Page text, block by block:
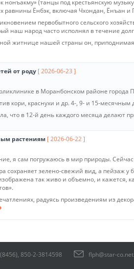
нонъакму» (танцы под крестьянскую
равнины Ёнбэк, включая Чхондан, Ёнъан
первобытного сельского
наш народ часто исполнял в течение
житнице нашей страны он,
от роду [ 2026-06-23 ]
в Моранбонском районе
кори, краснухи и др. 4-, 9- и 15-месячным
что в 12-й день каждого месяца делают
растениям [ 2026-06-22 ]
я сам погружаюсь в мир природы.
сохраняет зелено-свежий вид, а пейзаж
так живо и объемно, и кажется,
радуясь произведениям из
850-2-3814598 flph@star-